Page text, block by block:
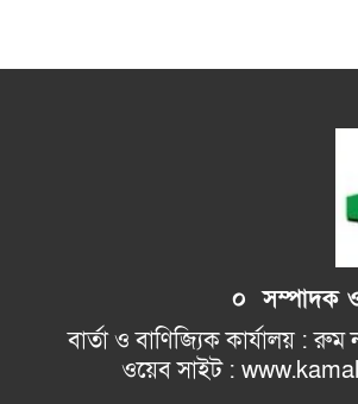
০ সম্পাদক ও
ও বাণিজ্যিক কার্যালয় : রুম
: